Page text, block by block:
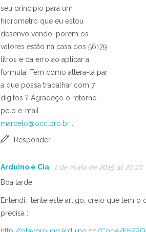
seu principio para um
hidrometro que eu estou
desenvolvendo, porem os
valores estão na casa dos 56179
litros e da erro ao aplicar a
formula. Tem como altera-la par
a que possa trabalhar com 7
digitos ? Agradeço o retorno
pelo e-mail
marcelo@occ.pro.br
Responder
Arduino e Cia
1 de maio de 2015 at 20:10
Boa tarde,
Entendi… tente este artigo, creio que tem o
precisa :